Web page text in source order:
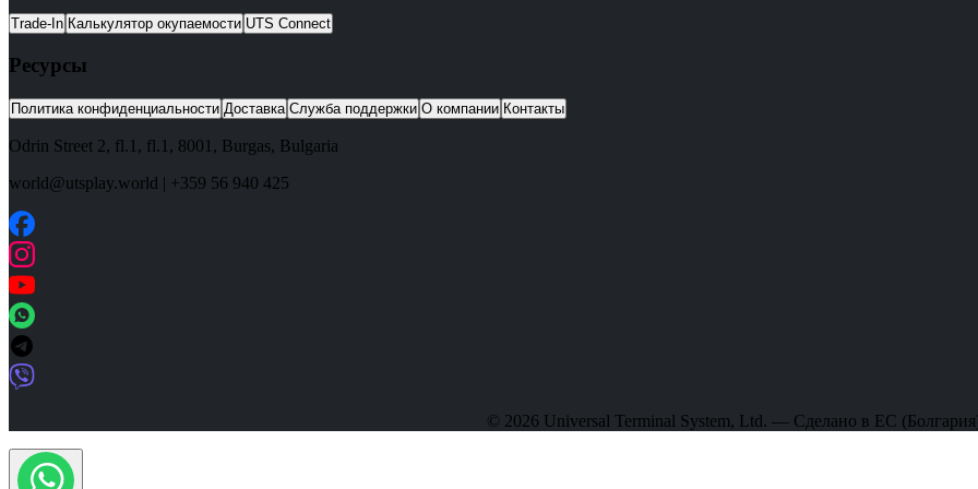
Trade-In Калькулятор окупаемости UTS Connect
Ресурсы
Политика конфиденциальности Доставка Служба поддержки О компании Контакты
Odrin Street 2, fl.1 , fl.1, 8001 , Burgas, Bulgaria
world@utsplay.world | +359 56 940 425
© 2026 Universal Terminal System, Ltd. — Сделано в ЕС